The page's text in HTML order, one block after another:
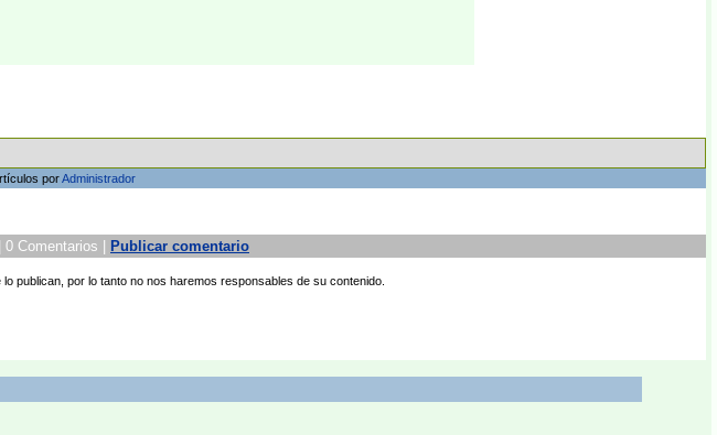
porAdministrador
Comentarios |
Publicar comentario
publican, por lo tanto no nos haremos responsables de su contenido.